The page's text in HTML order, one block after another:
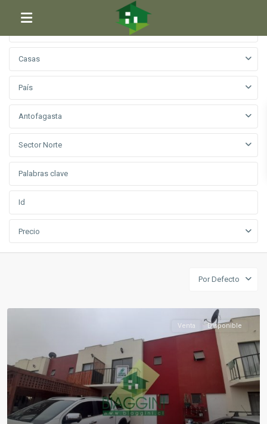
Casas
País
Antofagasta
Sector Norte
Precio
Por Defecto
Venta Disponible